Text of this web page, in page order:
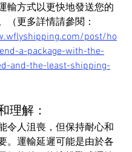
輸方式以更快地發送您的
（更多詳情請參閱：
post/ho
a-package-with-the-
and-the-least-shipping-
理解：
令人沮喪，但保持耐心和
。運輸延遲可能是由於各